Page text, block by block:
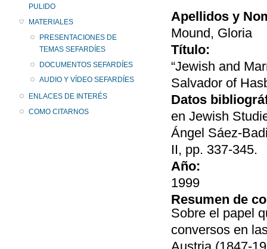
PULIDO
MATERIALES
PRESENTACIONES DE
TEMAS SEFARDÍES
DOCUMENTOS SEFARDÍES
AUDIO Y VÍDEO SEFARDÍES
ENLACES DE INTERÉS
COMO CITARNOS
Apellidos y
Mound, Gloria
Título:
“Jewish and
Salvador of
Datos
en Jewish
Ángel Sáez-
II, pp. 337-345.
Año:
1999
Resumen de
Sobre el papel
conversos en
Austria (1847-